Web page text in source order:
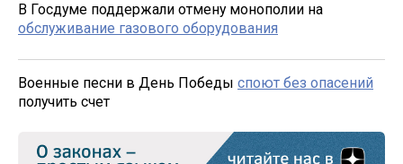
В Госдуме поддержали отмену монополии на
обслуживание газового оборудования
Военные песни в День Победы споют без опасений
получить счет